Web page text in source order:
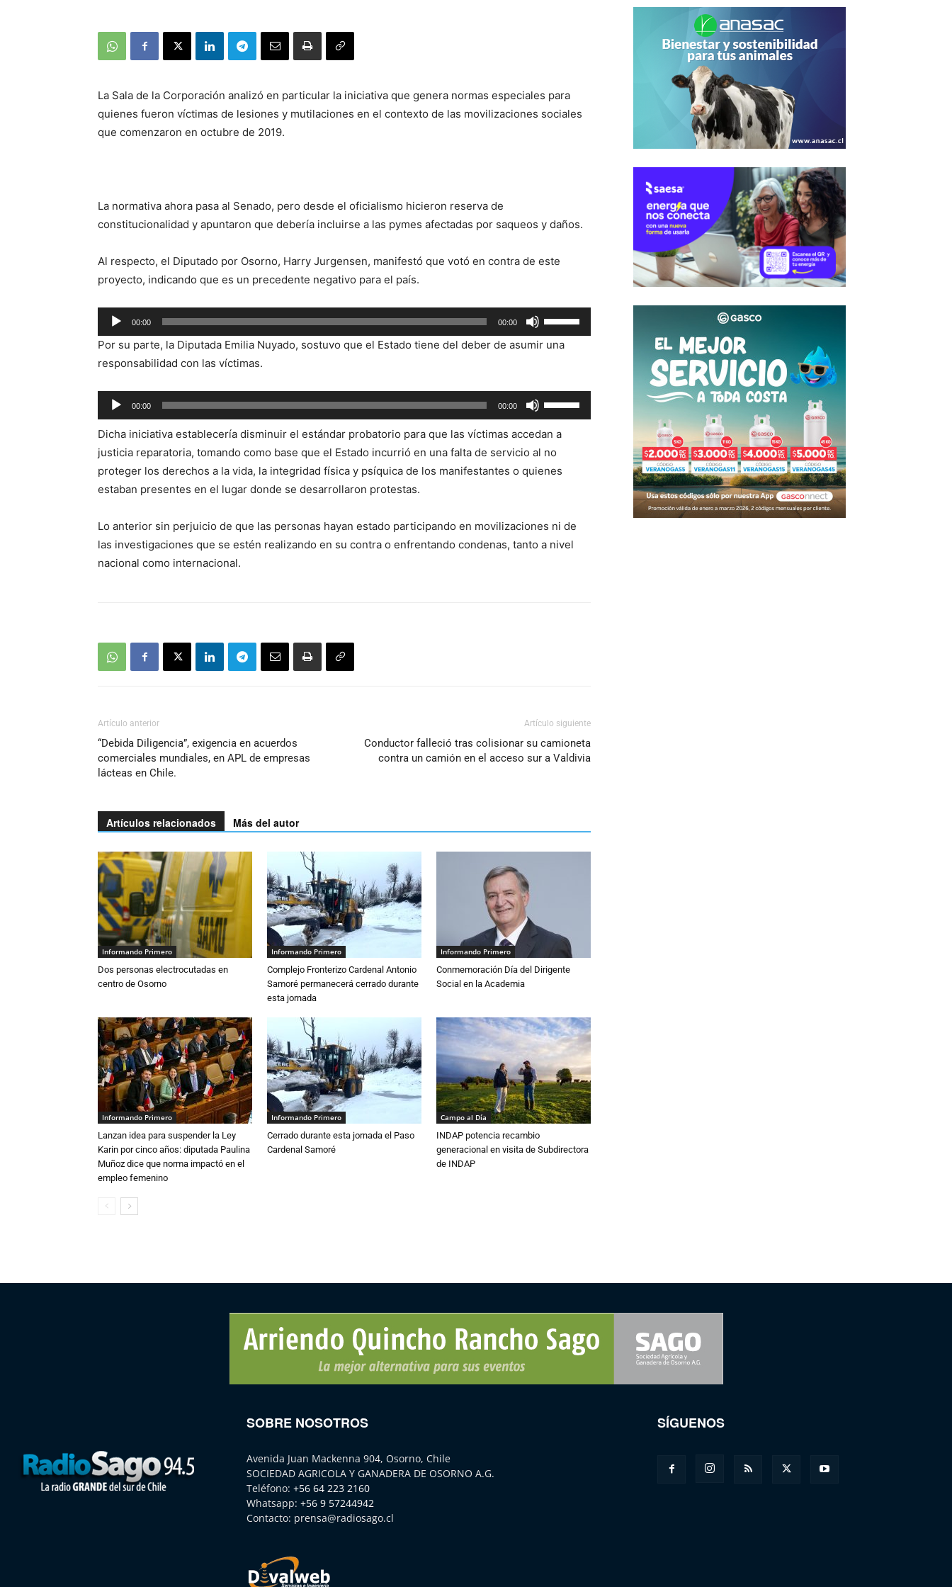
La Sala de la Corporación analizó en particular la iniciativa que genera normas especiales para
quienes fueron víctimas de lesiones y mutilaciones en el contexto de las movilizaciones sociales
que comenzaron en octubre de 2019.
La normativa ahora pasa al Senado, pero desde el oficialismo hicieron reserva de
constitucionalidad y apuntaron que debería incluirse a las pymes afectadas por saqueos y daños.
Al respecto, el Diputado por Osorno, Harry Jurgensen, manifestó que votó en contra de este
proyecto, indicando que es un precedente negativo para el país.
Reproductor
de
audio
00:00 00:00
las
teclas
flecha
arriba/abajo
Por su parte, la Diputada Emilia Nuyado, sostuvo que el Estado tiene del deber de asumir una
responsabilidad con las víctimas.
Reproductor
de
audio
00:00 00:00
las
teclas
de
flecha
aumentar
o
Dicha iniciativa establecería disminuir el estándar probatorio para que las víctimas accedan a
justicia reparatoria, tomando como base que el Estado incurrió en una falta de servicio al no
proteger los derechos a la vida, la integridad física y psíquica de los manifestantes o quienes
estaban presentes en el lugar donde se desarrollaron protestas.
Lo anterior sin perjuicio de que las personas hayan estado participando en movilizaciones ni de
las investigaciones que se estén realizando en su contra o enfrentando condenas, tanto a nivel
nacional como internacional.
Artículo anterior
“Debida Diligencia”, exigencia en acuerdos
comerciales mundiales, en APL de empresas
lácteas en Chile.
Artículo siguiente
Conductor falleció tras colisionar su camioneta
contra un camión en el acceso sur a Valdivia
Artículos relacionados Más del autor
Informando Primero
Dos personas electrocutadas en
centro de Osorno
Informando Primero
Complejo Fronterizo Cardenal Antonio
Samoré permanecerá cerrado durante
esta jornada
Informando Primero
Conmemoración Día del Dirigente
Social en la Academia
Informando Primero
Lanzan idea para suspender la Ley
Karin por cinco años: diputada Paulina
Muñoz dice que norma impactó en el
empleo femenino
Informando Primero
Cerrado durante esta jornada el Paso
Cardenal Samoré
Campo al Día
INDAP potencia recambio
generacional en visita de Subdirectora
de INDAP
SOBRE NOSOTROS
Avenida Juan Mackenna 904, Osorno, Chile
SOCIEDAD AGRICOLA Y GANADERA DE OSORNO A.G.
Teléfono: +56 64 223 2160
Whatsapp: +56 9 57244942
Contacto: prensa@radiosago.cl
SÍGUENOS